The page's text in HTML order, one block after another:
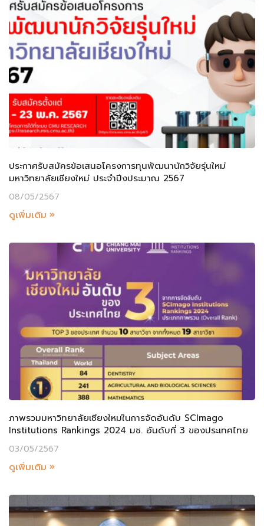
ประกาศรับสมัครข้อเสนอโครงการทุนพัฒนานักวิจัยรุ่นใหม่
มหาวิทยาลัยเชียงใหม่ ประจำปีงประมาณ 2567
08/05/2567
ดูเพิ่มเติม »
ภาพรวมมหาวิทยาลัยเชียงใหม่ในการจัดอันดับ SCImago
Institutions Rankings 2024 มช. อันดับที่ 3 ของประเทศไทย
03/05/2567
ดูเพิ่มเติม »